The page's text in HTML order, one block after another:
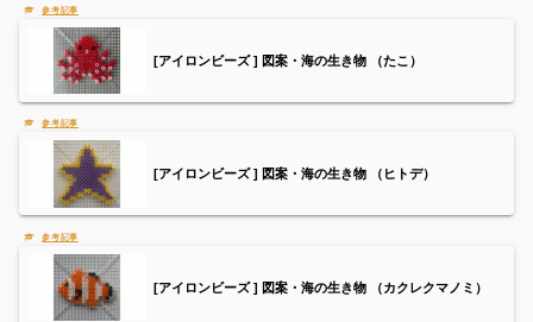
[アイロンビーズ ] 図案・海の生き物 （たこ）
[アイロンビーズ ] 図案・海の生き物 （ヒトデ）
[アイロンビーズ ] 図案・海の生き物 （カクレクマノミ）